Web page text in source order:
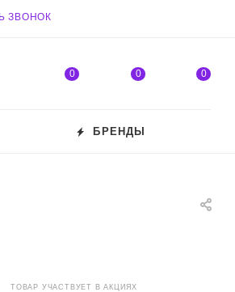
ЗВОНОК
0 0 0
БРЕНДЫ
ТОВАР УЧАСТВУЕТ В АКЦИЯХ